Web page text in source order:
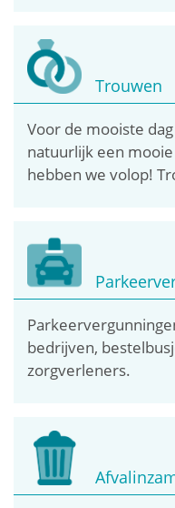
Trouwen
Voor de mooiste
natuurlijk een
hebben we volop!
bedrijven,
zorgverleners.